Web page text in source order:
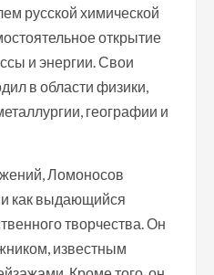
русской химической
открытие
и энергии. Свои
в области физики,
географии и
Ломоносов
и как выдающийся
творчества. Он
известным